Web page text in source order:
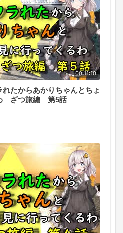
00:11:10
れたからあかりちゃんとちょ
ざつ旅編 第5話